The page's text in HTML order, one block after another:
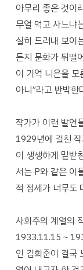
아무리 좋은 것이
무얼 먹고 사느냐
실히 드러내 보이
든지 문화가 뒤떨
이 기억 니은을
아니”라고 반박한
작가가 이런 발언
1929년에 걸친
이 생생하게 밑받
서는 P와 같은 이
적 정세가 너무도
사회주의 계열의
1933.11.15～
인 김희준이 결국